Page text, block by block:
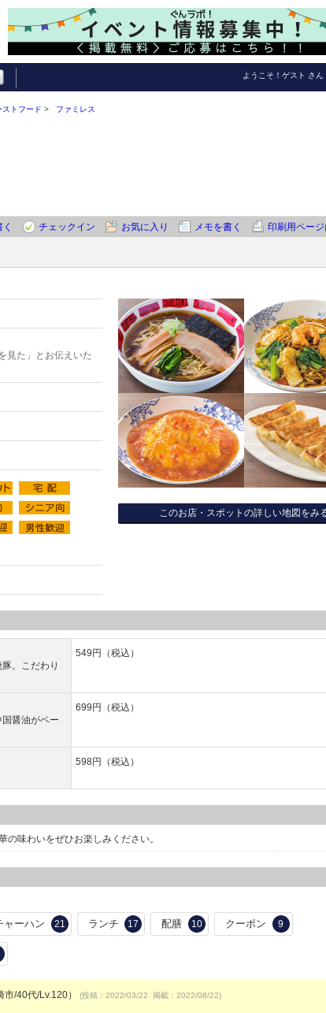
ようこそ！ ゲスト さん
ストフード ファミレス
チェックイン お気に入り メモを書く 印刷用ページ
見た」とお伝えいた
このお店・スポットの詳しい地図をみ
。こだわり
549円（税込）
醤油がベー
699円（税込）
598円（税込）
味わいをぜひお楽しみください。
ャーハン 21 ランチ 17 配膳 10 クーポン 9
市/40代/Lv.120） (投稿：2022/03/22 掲載：2022/08/22)